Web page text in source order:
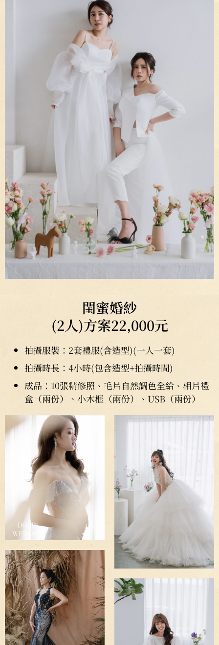
閨蜜婚紗
(2人)方案22,000元
拍攝服裝：2套禮服(含造型)(一人一套)
拍攝時長：4小時(包含造型+拍攝時間)
成品：10張精修照、毛片自然調色全給、相片禮
盒（兩份）、小木框（兩份）、USB（兩份）